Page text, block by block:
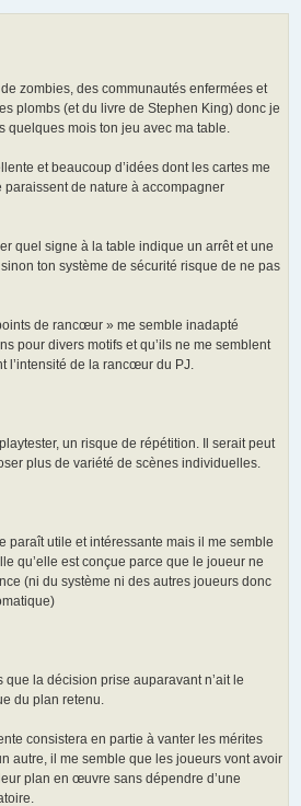
zombies, des communautés enfermées et
plombs (et du livre de Stephen King) donc je
quelques mois ton jeu avec ma table.
et beaucoup d’idées dont les cartes me
de nature à accompagner
quel signe à la table indique un arrêt et une
ton système de sécurité risque de ne pas
de rancœur » me semble inadapté
pour divers motifs et qu’ils ne me semblent
l’intensité de la rancœur du PJ.
un risque de répétition. Il serait peut
plus de variété de scènes individuelles.
paraît utile et intéressante mais il me semble
qu’elle est conçue parce que le joueur ne
(ni du système ni des autres joueurs donc
que la décision prise auparavant n’ait le
du plan retenu.
consistera en partie à vanter les mérites
autre, il me semble que les joueurs vont avoir
plan en œuvre sans dépendre d’une